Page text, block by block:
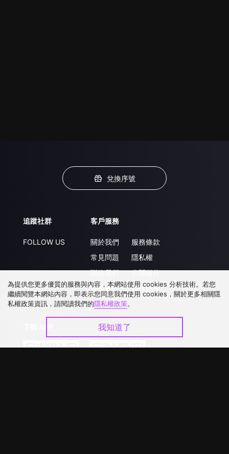
兌換序號
追蹤社群
FOLLOW US
客戶服務
關於我們
常見問題
聯絡我們
升級VIP
服務條款
隱私權
公開徵件
合作洽談
為提供您更多優質的服務與內容，本網站使用 cookies 分析技術。若您
繼續閱覽本網站內容，即表示您同意我們使用 cookies，關於更多相關隱
私權政策資訊，請閱讀我們的隱私權政策。
我知道了